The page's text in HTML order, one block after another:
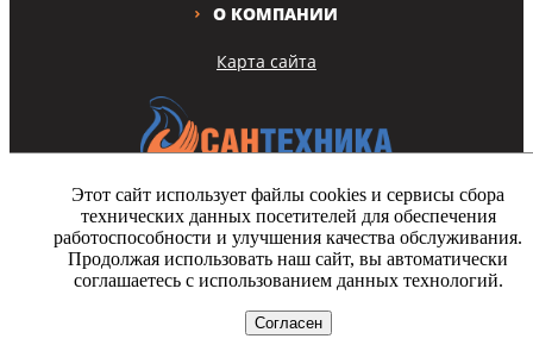
Copyright © Все права защищены
На этом сайте используются файлы cookie. Продолжая просмотр
сайта, вы разрешаете их использование.
Карта сайта
О КОМПАНИИ
Этот сайт использует файлы cookies и сервисы сбора
технических данных посетителей для обеспечения
работоспособности и улучшения качества обслуживания.
Продолжая использовать наш сайт, вы автоматически
соглашаетесь с использованием данных технологий.
Согласен